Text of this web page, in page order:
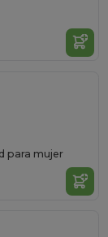
para mujer